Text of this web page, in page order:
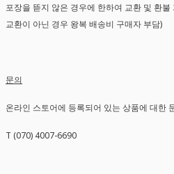
포장을 뜯지 않은 경우에 한하여 교환 및 환
교환이 아닌 경우 왕복 배송비 구매자 부담)
문의
온라인 스토어에 등록되어 있는 상품에 대한
T (070) 4007-6690